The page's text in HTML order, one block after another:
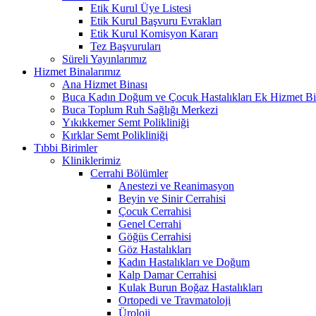
Etik Kurul Üye Listesi
Etik Kurul Başvuru Evrakları
Etik Kurul Komisyon Kararı
Tez Başvuruları
Süreli Yayınlarımız
Hizmet Binalarımız
Ana Hizmet Binası
Buca Kadın Doğum ve Çocuk Hastalıkları Ek Hizmet
Buca Toplum Ruh Sağlığı Merkezi
Yıkıkkemer Semt Polikliniği
Kırklar Semt Polikliniği
Tıbbi Birimler
Kliniklerimiz
Cerrahi Bölümler
Anestezi ve Reanimasyon
Beyin ve Sinir Cerrahisi
Çocuk Cerrahisi
Genel Cerrahi
Göğüs Cerrahisi
Göz Hastalıkları
Kadın Hastalıkları ve Doğum
Kalp Damar Cerrahisi
Kulak Burun Boğaz Hastalıkları
Ortopedi ve Travmatoloji
Üroloji